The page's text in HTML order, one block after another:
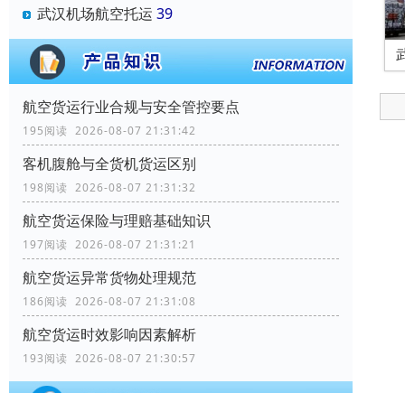
武汉机场航空托运 39
航空货运行业合规与安全管控要点
195阅读 2026-08-07 21:31:42
客机腹舱与全货机货运区别
198阅读 2026-08-07 21:31:32
航空货运保险与理赔基础知识
197阅读 2026-08-07 21:31:21
航空货运异常货物处理规范
186阅读 2026-08-07 21:31:08
航空货运时效影响因素解析
193阅读 2026-08-07 21:30:57